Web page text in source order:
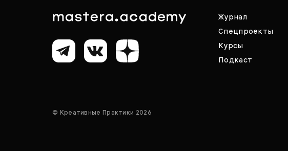
Журнал
Спецпроекты
Курсы
Подкаст
© Креативные Практики 2026